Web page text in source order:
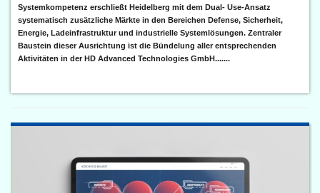
Systemkompetenz erschließt Heidelberg mit dem Dual- Use-Ansatz
systematisch zusätzliche Märkte in den Bereichen Defense, Sicherheit,
Energie, Ladeinfrastruktur und industrielle Systemlösungen. Zentraler
Baustein dieser Ausrichtung ist die Bündelung aller entsprechenden
Aktivitäten in der HD Advanced Technologies GmbH.......